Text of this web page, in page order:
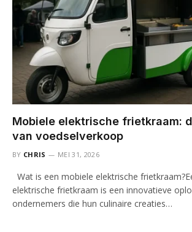
Mobiele elektrische frietkraam:
van voedselverkoop
BY CHRIS MEI 31, 2026
Wat is een mobiele elektrische
elektrische frietkraam is een innovatieve
ondernemers die hun culinaire creaties…